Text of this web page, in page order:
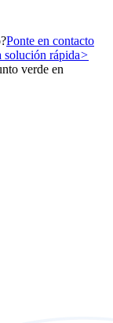
Ponte en contacto
solución rápida>
verde en